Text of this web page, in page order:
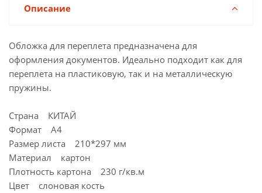
Описание
Обложка для переплета предназначена для
оформления документов. Идеально подходит как для
переплета на пластиковую, так и на металлическую
пружины.
Страна КИТАЙ
Формат A4
Размер листа 210*297 мм
Материал картон
Плотность картона 230 г/кв.м
Цвет слоновая кость